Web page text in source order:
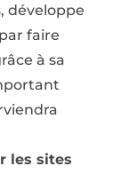
développe
faire
à sa
les sites